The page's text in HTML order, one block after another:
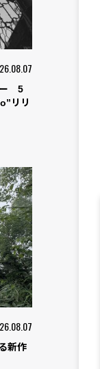
ー 5
リリ
新作